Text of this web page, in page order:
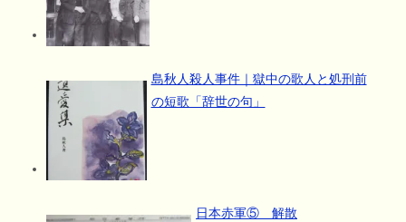
島秋人殺人事件｜獄中の歌人と処刑前
の短歌「辞世の句」
日本赤軍⑤ 解散